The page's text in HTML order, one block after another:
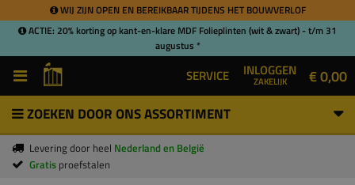
WIJ ZIJN OPEN EN BEREIKBAAR TIJDENS HET BOUWVERLOF
ACTIE: 20% korting op kant-en-klare MDF Folieplinten (wit & zwart) - t/m 31
augustus *
SERVICE INLOGGEN
ZAKELIJK € 0,00
ZOEKEN DOOR ONS ASSORTIMENT
Levering door heel Nederland en België
Gratis proefstalen